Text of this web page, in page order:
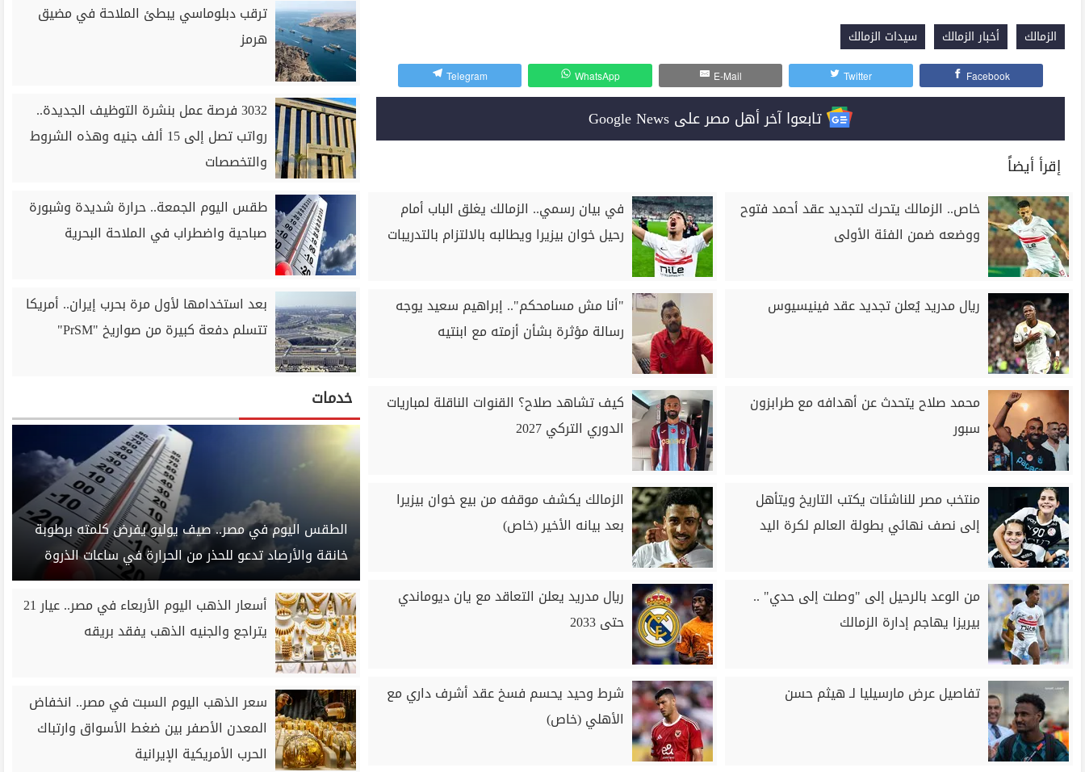
الزمالك أخبار الزمالك سيدات الزمالك
Facebook
Twitter
E-Mail
WhatsApp
Telegram
تابعوا آخر أهل مصر على Google News
إقرأ أيضاً
خاص.. الزمالك يتحرك لتجديد عقد أحمد فتوح
ووضعه ضمن الفئة الأولى
في بيان رسمي.. الزمالك يغلق الباب أمام
رحيل خوان بيزيرا ويطالبه بالالتزام بالتدريبات
ريال مدريد يُعلن تجديد عقد فينيسيوس
"أنا مش مسامحكم".. إبراهيم سعيد يوجه
رسالة مؤثرة بشأن أزمته مع ابنتيه
محمد صلاح يتحدث عن أهدافه مع طرابزون
سبور
كيف تشاهد صلاح؟ القنوات الناقلة لمباريات
الدوري التركي 2027
منتخب مصر للناشئات يكتب التاريخ ويتأهل
إلى نصف نهائي بطولة العالم لكرة اليد
الزمالك يكشف موقفه من بيع خوان بيزيرا
بعد بيانه الأخير (خاص)
من الوعد بالرحيل إلى "وصلت إلى حدي" ..
بيريزا يهاجم إدارة الزمالك
ريال مدريد يعلن التعاقد مع يان ديوماندي
حتى 2033
تفاصيل عرض مارسيليا لـ هيثم حسن
شرط وحيد يحسم فسخ عقد أشرف داري مع
الأهلي (خاص)
ترقب دبلوماسي يبطئ الملاحة في مضيق
هرمز
3032 فرصة عمل بنشرة التوظيف الجديدة..
رواتب تصل إلى 15 ألف جنيه وهذه الشروط
والتخصصات
طقس اليوم الجمعة.. حرارة شديدة وشبورة
صباحية واضطراب في الملاحة البحرية
بعد استخدامها لأول مرة بحرب إيران.. أمريكا
تتسلم دفعة كبيرة من صواريخ "PrSM"
خدمات
الطقس اليوم في مصر.. صيف يوليو يفرض كلمته برطوبة
خانقة والأرصاد تدعو للحذر من الحرارة في ساعات الذروة
أسعار الذهب اليوم الأربعاء في مصر.. عيار 21
يتراجع والجنيه الذهب يفقد بريقه
سعر الذهب اليوم السبت في مصر.. انخفاض
المعدن الأصفر بين ضغط الأسواق وارتباك
الحرب الأمريكية الإيرانية